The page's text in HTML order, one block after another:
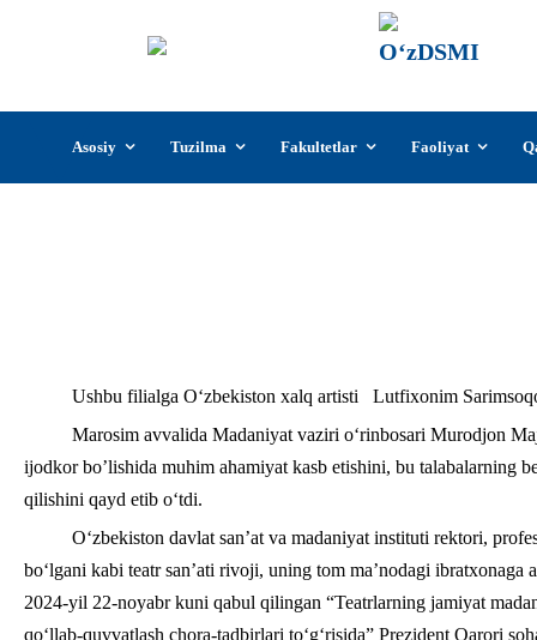
content
Asosiy Tuzilma Fakultetlar Faoliyat
Ushbu filialga O‘zbekiston xalq artisti Lutfixonim
Marosim avvalida Madaniyat vaziri o‘rinbosari Murodjon
ijodkor bo’lishida muhim ahamiyat kasb etishini, bu talabalarning
qilishini qayd etib o‘tdi.
O‘zbekiston davlat san’at va madaniyat instituti rektori,
bo‘lgani kabi teatr san’ati rivoji, uning tom ma’nodagi
2024-yil 22-noyabr kuni qabul qilingan “Teatrlarning jamiyat
qo‘llab-quvvatlash chora-tadbirlari to‘g‘risida” Prezident Qarori